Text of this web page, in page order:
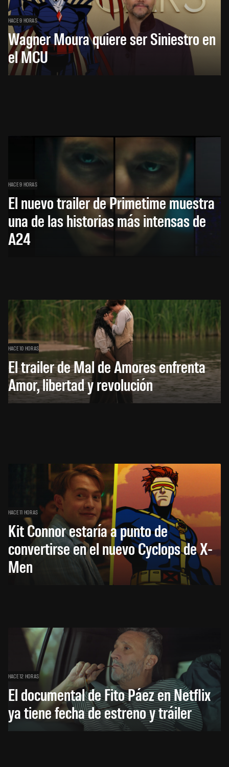
HACE 9 HORAS
Wagner Moura quiere ser Siniestro en
el MCU
HACE 9 HORAS
El nuevo trailer de Primetime muestra
una de las historias más intensas de
A24
HACE 10 HORAS
El trailer de Mal de Amores enfrenta
Amor, libertad y revolución
HACE 11 HORAS
Kit Connor estaría a punto de
convertirse en el nuevo Cyclops de X-
Men
HACE 12 HORAS
El documental de Fito Páez en Netflix
ya tiene fecha de estreno y tráiler